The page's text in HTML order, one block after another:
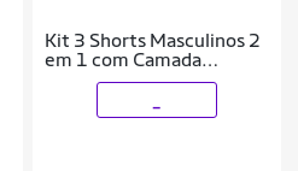
Kit 3 Shorts Masculinos 2
em 1 com Camada
Térmica e Tecido de Alta